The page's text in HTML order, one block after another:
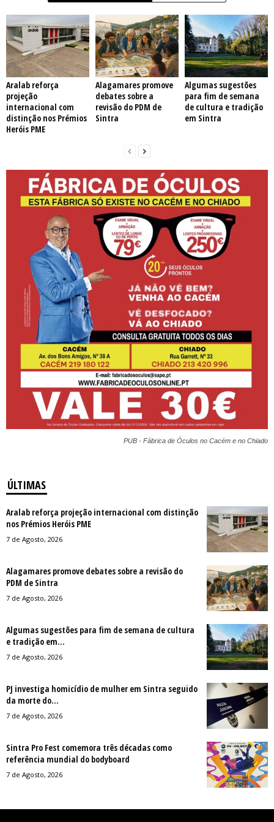
Aralab reforça
projeção
internacional com
distinção nos Prémios
Heróis PME
Alagamares promove
debates sobre a
revisão do PDM de
Sintra
Algumas sugestões
para fim de semana
de cultura e tradição
em Sintra
PUB - Fábrica de Óculos no Cacém e no Chiado
ÚLTIMAS
Aralab reforça projeção internacional com distinção
nos Prémios Heróis PME
7 de Agosto, 2026
Alagamares promove debates sobre a revisão do
PDM de Sintra
7 de Agosto, 2026
Algumas sugestões para fim de semana de cultura
e tradição em...
7 de Agosto, 2026
PJ investiga homicídio de mulher em Sintra seguido
da morte do...
7 de Agosto, 2026
Sintra Pro Fest comemora três décadas como
referência mundial do bodyboard
7 de Agosto, 2026